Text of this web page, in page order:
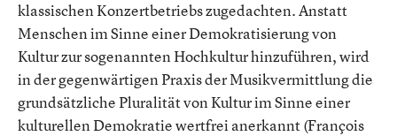
klassischen Konzertbetriebs zugedachten. Anstatt
Menschen im Sinne einer Demokratisierung von
Kultur zur sogenannten Hochkultur hinzuführen, wird
in der gegenwärtigen Praxis der Musikvermittlung die
grundsätzliche Pluralität von Kultur im Sinne einer
kulturellen Demokratie wertfrei anerkannt (François